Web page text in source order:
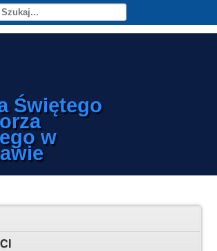
Świętego
w